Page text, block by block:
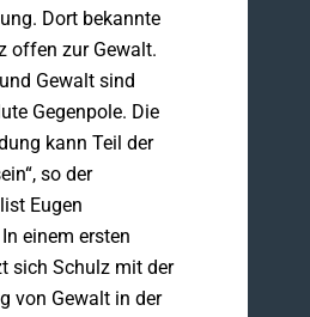
Dort bekannte
offen zur Gewalt.
Gewalt sind
Gegenpole. Die
kann Teil der
so der
Eugen
einem ersten
sich Schulz mit der
von Gewalt in der